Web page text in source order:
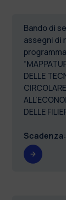
Bando di
assegni di
DELLE
DELLE
Scadenza: